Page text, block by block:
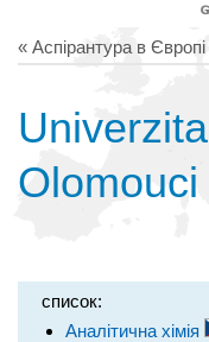
« Аспірантура в Європі
Olomouci
список:
Аналітична хімія